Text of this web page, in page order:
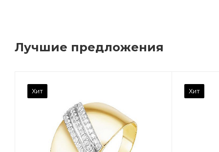
Лучшие предложения
Хит Хит
Марка (бренд)
Дельта
Фианит